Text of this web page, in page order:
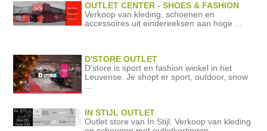
OUTLET CENTER - SHOES & FASHION
Verkoop van kleding, schoenen en
accessoires uit eindereeksen aan hoge ...
D'STORE OUTLET
D'store is sport en fashion winkel in het
Leuvense. Je shopt er sport, outdoor, snow
...
IN STIJL OUTLET
Outlet store van In Stijl. Verkoop van kleding